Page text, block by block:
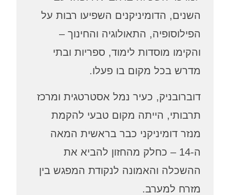
הדומיניקנים השפיעו רבות על
התאולוגיה והחינוך –
מוסדות לימוד, ספריות ובתי
בכל מקום בו פעלו.
כעיר נמל אסטרטגית ומרכז
הייתה מקום טבעי להקמת
דומיניקני כבר בראשית המאה
ה-14 – כחלק מהחזון להביא את
והאמונה לנקודת המפגש בין
למערב.